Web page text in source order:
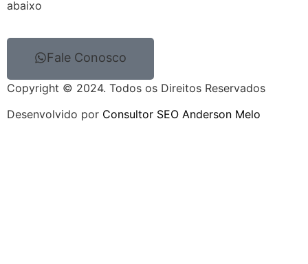
abaixo
Fale Conosco
Desenvolvido por Consultor SEO Anderson Melo
Copyright © 2024. Todos os Direitos Reservados